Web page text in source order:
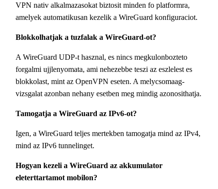
VPN nativ alkalmazasokat biztosit minden fo platformra,
amelyek automatikusan kezelik a WireGuard konfiguraciot.
Blokkolhatjak a tuzfalak a WireGuard-ot?
A WireGuard UDP-t hasznal, es nincs megkulonbozteto
forgalmi ujjlenyomata, ami nehezebbe teszi az eszlelest es
blokkolast, mint az OpenVPN eseten. A melycsomaag-
vizsgalat azonban nehany esetben meg mindig azonosithatja.
Tamogatja a WireGuard az IPv6-ot?
Igen, a WireGuard teljes mertekben tamogatja mind az IPv4,
mind az IPv6 tunnelinget.
Hogyan kezeli a WireGuard az akkumulator
eleterttartamot mobilon?